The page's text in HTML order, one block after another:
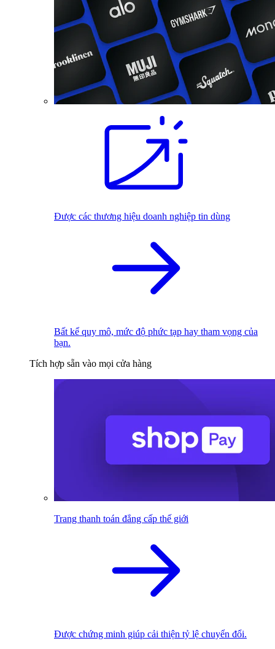
Được các thương hiệu doanh nghiệp tin dùng
Bất kể quy mô, mức độ phức tạp hay tham vọng của
bạn.
Tích hợp sẵn vào mọi cửa hàng
Trang thanh toán đẳng cấp thế giới
Được chứng minh giúp cải thiện tỷ lệ chuyển đổi.